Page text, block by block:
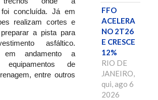
concluída. Já em
realizam cortes e
a pista para
asfáltico.
em andamento a
de
entre outros
FFO
ACELERA
NO 2T26
E CRESCE
12%
RIO DE
JANEIRO,
qui, ago 6
2026